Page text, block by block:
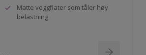
Matte veggflater som tåler høy
belastning